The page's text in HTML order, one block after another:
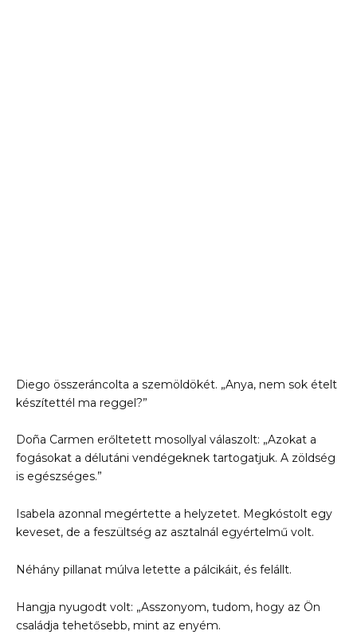
Diego összeráncolta a szemöldökét. „Anya, nem sok ételt
készítettél ma reggel?”
Doña Carmen erőltetett mosollyal válaszolt: „Azokat a
fogásokat a délutáni vendégeknek tartogatjuk. A zöldség
is egészséges.”
Isabela azonnal megértette a helyzetet. Megkóstolt egy
keveset, de a feszültség az asztalnál egyértelmű volt.
Néhány pillanat múlva letette a pálcikáit, és felállt.
Hangja nyugodt volt: „Asszonyom, tudom, hogy az Ön
családja tehetősebb, mint az enyém.